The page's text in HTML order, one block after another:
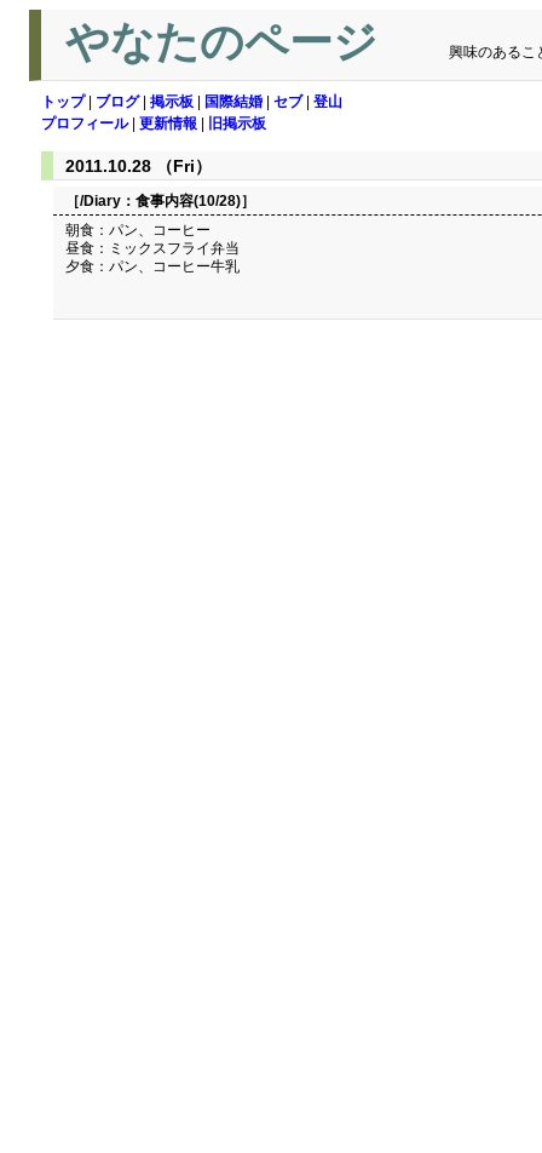
やなたのページ 興味のあるこ
トップ| ブログ| 掲示板 国際結婚 セブ| 登山
プロフィール| 更新情報 旧掲示板
2011.10.28 （Fri）
［/Diary： 食事内容(10/28)］
朝食：パン、コーヒー
昼食：ミックスフライ弁当
夕食：パン、コーヒー牛乳